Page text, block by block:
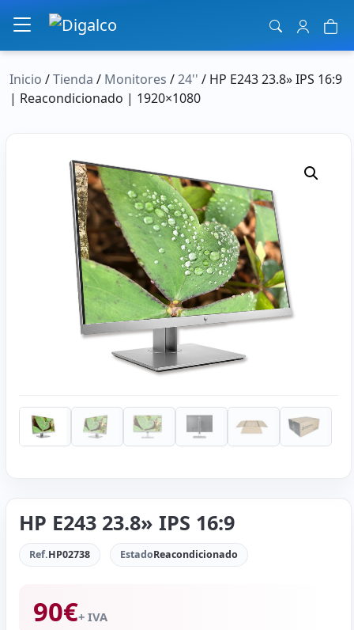
Navegación principal
Inicio /Tienda / Monitores /24'' / HP E243 23.8» IPS 16:9
| Reacondicionado | 1920×1080
HP E243 23.8» IPS 16:9
Ref.HP02738 EstadoReacondicionado
90€+ IVA